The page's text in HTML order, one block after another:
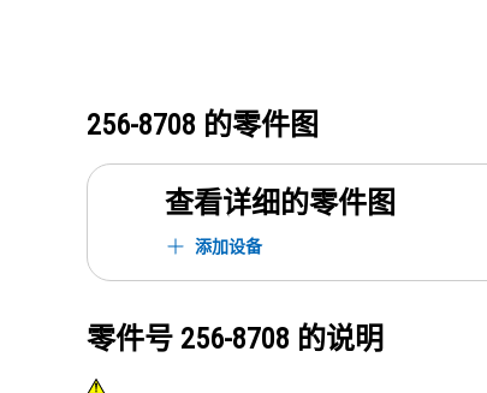
256-8708 的零件图
查看详细的零件图
添加设备
零件号 256-8708 的说明